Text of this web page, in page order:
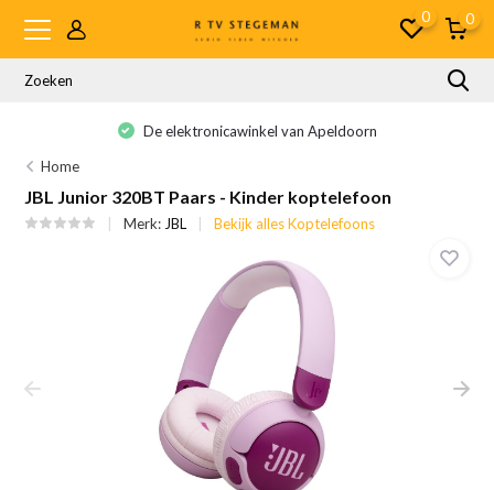
0 0
De elektronicawinkel van Apeldoorn
Home
JBL Junior 320BT Paars - Kinder koptelefoon
Merk: JBL Bekijk alles Koptelefoons